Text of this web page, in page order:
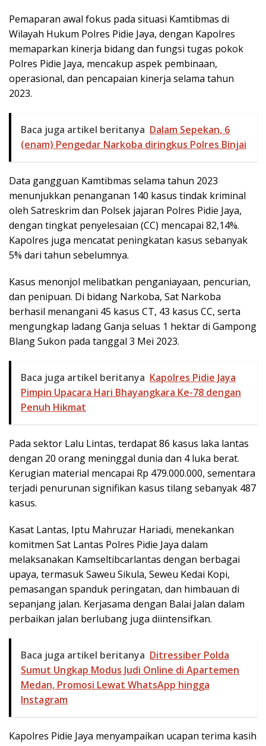
Pemaparan awal fokus pada situasi Kamtibmas di
Wilayah Hukum Polres Pidie Jaya, dengan Kapolres
memaparkan kinerja bidang dan fungsi tugas pokok
Polres Pidie Jaya, mencakup aspek pembinaan,
operasional, dan pencapaian kinerja selama tahun
2023.
Baca juga artikel beritanya Dalam Sepekan, 6
(enam) Pengedar Narkoba diringkus Polres Binjai
Data gangguan Kamtibmas selama tahun 2023
menunjukkan penanganan 140 kasus tindak kriminal
oleh Satreskrim dan Polsek jajaran Polres Pidie Jaya,
dengan tingkat penyelesaian (CC) mencapai 82,14%.
Kapolres juga mencatat peningkatan kasus sebanyak
5% dari tahun sebelumnya.
Kasus menonjol melibatkan penganiayaan, pencurian,
dan penipuan. Di bidang Narkoba, Sat Narkoba
berhasil menangani 45 kasus CT, 43 kasus CC, serta
mengungkap ladang Ganja seluas 1 hektar di Gampong
Blang Sukon pada tanggal 3 Mei 2023.
Baca juga artikel beritanya Kapolres Pidie Jaya
Pimpin Upacara Hari Bhayangkara Ke-78 dengan
Penuh Hikmat
Pada sektor Lalu Lintas, terdapat 86 kasus laka lantas
dengan 20 orang meninggal dunia dan 4 luka berat.
Kerugian material mencapai Rp 479.000.000, sementara
terjadi penurunan signifikan kasus tilang sebanyak 487
kasus.
Kasat Lantas, Iptu Mahruzar Hariadi, menekankan
komitmen Sat Lantas Polres Pidie Jaya dalam
melaksanakan Kamseltibcarlantas dengan berbagai
upaya, termasuk Saweu Sikula, Seweu Kedai Kopi,
pemasangan spanduk peringatan, dan himbauan di
sepanjang jalan. Kerjasama dengan Balai Jalan dalam
perbaikan jalan berlubang juga diintensifkan.
Baca juga artikel beritanya Ditressiber Polda
Sumut Ungkap Modus Judi Online di Apartemen
Medan, Promosi Lewat WhatsApp hingga
Instagram
Kapolres Pidie Jaya menyampaikan ucapan terima kasih